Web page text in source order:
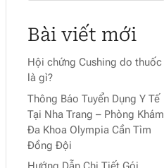
Bài viết mới
Hội chứng Cushing do thuốc
là gì?
Thông Báo Tuyển Dụng Y Tế
Tại Nha Trang – Phòng Khám
Đa Khoa Olympia Cần Tìm
Đồng Đội